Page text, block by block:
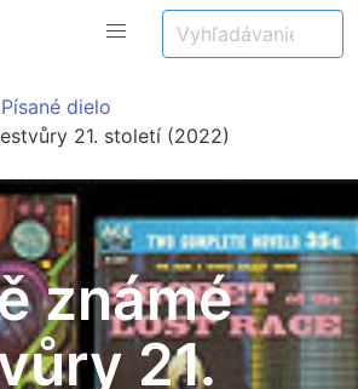
Písané dielo
21. století (2022)
známé
21.